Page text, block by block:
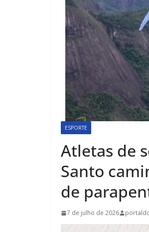
ESPORTE
Atletas de
Santo
de
7 de julho de 2026